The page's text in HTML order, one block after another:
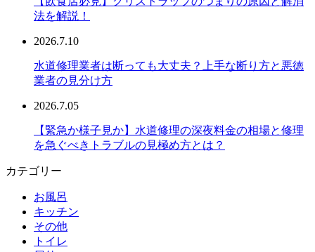
法を解説！
2026.7.10
水道修理業者は断っても大丈夫？上手な断り方と悪徳
業者の見分け方
2026.7.05
【緊急か様子見か】水道修理の深夜料金の相場と修理
を急ぐべきトラブルの見極め方とは？
カテゴリー
お風呂
キッチン
その他
トイレ